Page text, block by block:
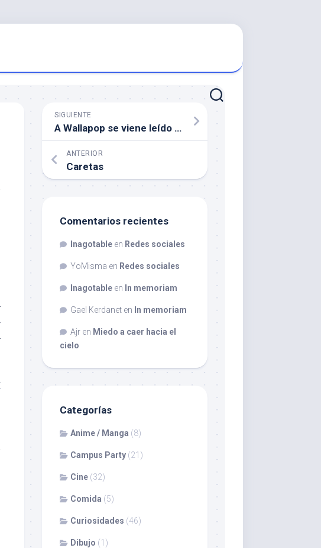
SIGUIENTE
A Wallapop se viene leído y escrito
ANTERIOR
Caretas
Comentarios recientes
Inagotable en Redes sociales
YoMisma en Redes sociales
Inagotable en In memoriam
Gael Kerdanet en In memoriam
Ajr en Miedo a caer hacia el
cielo
Categorías
Anime / Manga (8)
Campus Party (21)
Cine (32)
Comida (5)
Curiosidades (46)
Dibujo (1)